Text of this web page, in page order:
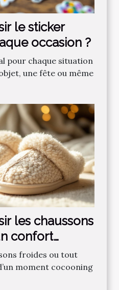
le sticker
occasion ?
pour chaque situation
une fête ou même
les chaussons
confort
froides ou tout
moment cocooning